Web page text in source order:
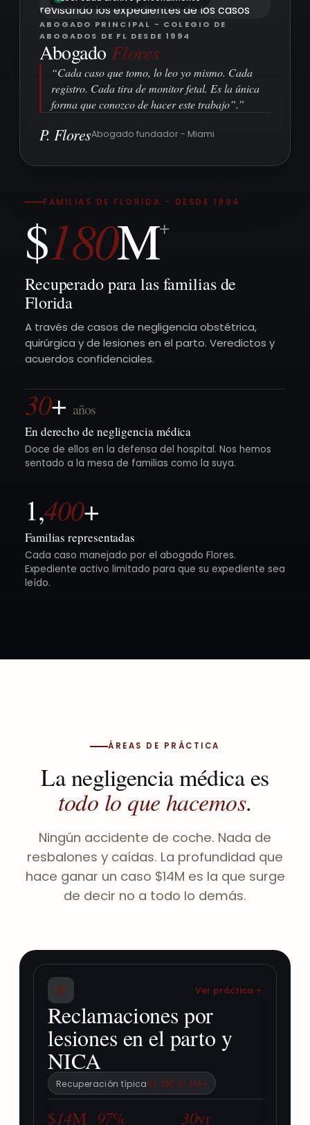
ABOGADO PRINCIPAL - COLEGIO DE
ABOGADOS DE FL DESDE 1994
Abogado Flores
“Cada caso que tomo, lo leo yo mismo. Cada
registro. Cada tira de monitor fetal. Es la única
forma que conozco de hacer este trabajo”.”
P. FloresAbogado fundador - Miami
FAMILIAS DE FLORIDA - DESDE 1994
$180M+
Recuperado para las familias de
Florida
A través de casos de negligencia obstétrica,
quirúrgica y de lesiones en el parto. Veredictos y
acuerdos confidenciales.
30+ años
En derecho de negligencia médica
Doce de ellos en la defensa del hospital. Nos hemos
sentado a la mesa de familias como la suya.
1,400+
Familias representadas
Cada caso manejado por el abogado Flores.
Expediente activo limitado para que su expediente sea
leído.
ÁREAS DE PRÁCTICA
La negligencia médica es
todo lo que hacemos.
Ningún accidente de coche. Nada de
resbalones y caídas. La profundidad que
hace ganar un caso $14M es la que surge
de decir no a todo lo demás.
Ver práctica
Reclamaciones por
lesiones en el parto y
NICA
Recuperación típica$1,4M-$14M+
$14M 97% 30yr